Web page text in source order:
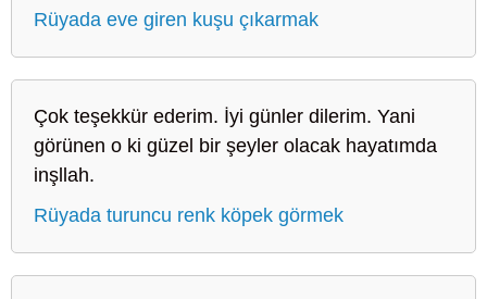
Rüyada eve giren kuşu çıkarmak
Çok teşekkür ederim. İyi günler dilerim. Yani
görünen o ki güzel bir şeyler olacak hayatımda
inşllah.
Rüyada turuncu renk köpek görmek